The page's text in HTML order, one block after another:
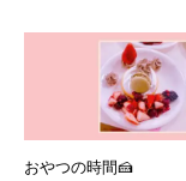
おやつの時間🍰